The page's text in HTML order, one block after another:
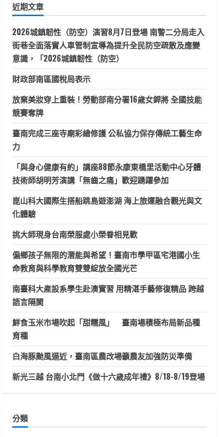
字:
近期文章
2026城鎮韌性（防空）演習8月7日登場 南警二分局走入
街巷全面落實人車管制宣導為提升全民防空疏散及應變
意識，「2026城鎮韌性（防空）
財政部南區國稅局表示
放棄美妝穿上重裝！勞動部南分署16歲女銲將 全國技能
競賽奪牌
臺南完成三座寺廟彩繪修護 公私協力保存傳統工藝生命
力
「與身心健康有約」講座88節永康東橋里活動中心牙體
技術師胡明芳演講「無齒之痛」歡迎踴躍參加
崑山科大國際生搭船跳島遊澎湖 海上旅運融合觀光與文
化體驗
挑大師現身台南榮服處小榮眷相見歡
偏鄉孩子無限的潛能與希望！臺南市學甲區宅港國小生
命教育與科學教育雙雙綻放全國光芒
南臺科大產設系學生赴澳實習 用精湛手藝修復精品 跨越
語言隔閡
鮮食玉米市場吹起「甜糯風」 臺南場積極布局新品種
育種
白海豚颱風逼近，臺南區農改場籲農友加強防災準備
新光三越 台南小北門《做十六歲成年禮》8/18-8/19登場
分類